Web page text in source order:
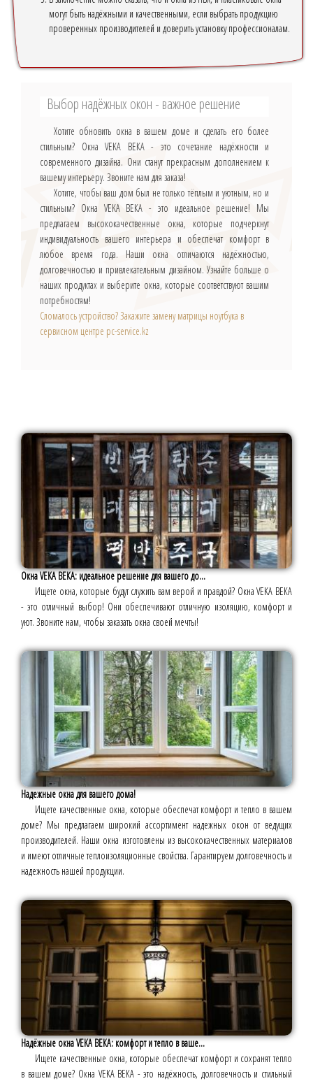
могут быть надёжными и качественными, если выбрать продукцию
проверенных производителей и доверить установку профессионалам.
Выбор надёжных окон - важное решение
Хотите обновить окна в вашем доме и сделать его более
стильным? Окна VEKA ВЕКА - это сочетание надёжности и
современного дизайна. Они станут прекрасным дополнением к
вашему интерьеру. Звоните нам для заказа!
Хотите, чтобы ваш дом был не только тёплым и уютным, но и
стильным? Окна VEKA ВЕКА - это идеальное решение! Мы
предлагаем высококачественные окна, которые подчеркнут
индивидуальность вашего интерьера и обеспечат комфорт в
любое время года. Наши окна отличаются надёжностью,
долговечностью и привлекательным дизайном. Узнайте больше о
наших продуктах и выберите окна, которые соответствуют вашим
потребностям!
Сломалось устройство? Закажите замену матрицы ноутбука в
сервисном центре pc-service.kz
Окна VEKA ВЕКА: идеальное решение для вашего до...
Ищете окна, которые будут служить вам верой и правдой? Окна VEKA ВЕКА
- это отличный выбор! Они обеспечивают отличную изоляцию, комфорт и
уют. Звоните нам, чтобы заказать окна своей мечты!
Надежные окна для вашего дома!
Ищете качественные окна, которые обеспечат комфорт и тепло в вашем
доме? Мы предлагаем широкий ассортимент надежных окон от ведущих
производителей. Наши окна изготовлены из высококачественных материалов
и имеют отличные теплоизоляционные свойства. Гарантируем долговечность и
надежность нашей продукции.
Надёжные окна VEKA ВЕКА: комфорт и тепло в ваше...
Ищете качественные окна, которые обеспечат комфорт и сохранят тепло
в вашем доме? Окна VEKA ВЕКА - это надёжность, долговечность и стильный